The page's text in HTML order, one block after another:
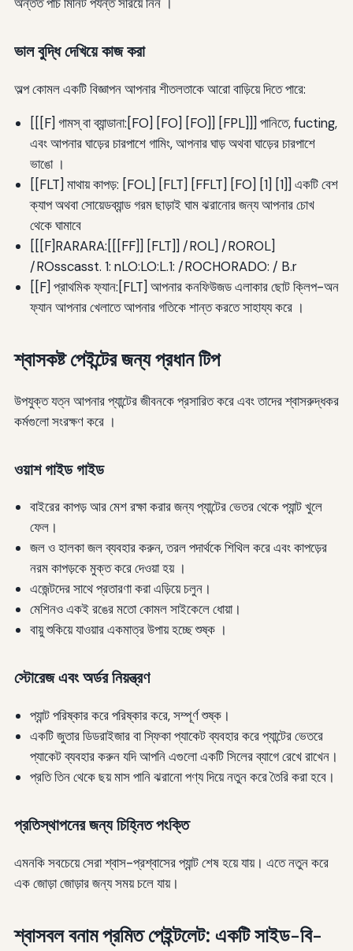
ভাল বুদ্ধি দেখিয়ে কাজ করা
অল্প কোমল একটি বিজ্ঞাপন আপনার শীতলতাকে আরো বাড়িয়ে দিতে পারে:
[[[F] গামস্‌ বা ব্যান্ডানা:[FO] [FO] [FO]] [FPL]]] পানিতে, fucting,
এবং আপনার ঘাড়ের চারপাশে গামিং, আপনার ঘাড় অথবা ঘাড়ের চারপাশে
ভাঙো ।
[[FLT] মাথায় কাপড়: [FOL] [FLT] [FFLT] [FO] [1] [1]] একটি বেশ
ক্যাপ অথবা সোয়েডব্যান্ড গরম ছাড়াই ঘাম ঝরানোর জন্য আপনার চোখ
থেকে ঘামাবে
[[[F]RARARA:[[[FF]] [FLT]] /ROL] /ROROL]
/ROsscasst. 1: nLO:LO:L.1: /ROCHORADO: / B.r
[[F] প্রাথমিক ফ্যান:[FLT] আপনার কনফিউজড এলাকার ছোট ক্লিপ-অন
ফ্যান আপনার খেলাতে আপনার গতিকে শান্ত করতে সাহায্য করে ।
শ্বাসকষ্ট পেইন্টের জন্য প্রধান টিপ
উপযুক্ত যত্ন আপনার প্যান্টের জীবনকে প্রসারিত করে এবং তাদের শ্বাসরুদ্ধকর
কর্মগুলো সংরক্ষণ করে ।
ওয়াশ গাইড গাইড
বাইরের কাপড় আর মেশ রক্ষা করার জন্য প্যান্টের ভেতর থেকে প্যান্ট খুলে
ফেল।
জল ও হালকা জল ব্যবহার করুন, তরল পদার্থকে শিথিল করে এবং কাপড়ের
নরম কাপড়কে মুক্ত করে দেওয়া হয় ।
এজেন্টদের সাথে প্রতারণা করা এড়িয়ে চলুন।
মেশিনও একই রঙের মতো কোমল সাইকেলে ধোয়া।
বায়ু শুকিয়ে যাওয়ার একমাত্র উপায় হচ্ছে শুষ্ক ।
স্টোরেজ এবং অর্ডর নিয়ন্ত্রণ
প্যান্ট পরিষ্কার করে পরিষ্কার করে, সম্পূর্ণ শুষ্ক।
একটি জুতার ডিডরাইজার বা স্ফিকা প্যাকেট ব্যবহার করে প্যান্টের ভেতরে
প্যাকেট ব্যবহার করুন যদি আপনি এগুলো একটি সিলের ব্যাগে রেখে রাখেন।
প্রতি তিন থেকে ছয় মাস পানি ঝরানো পণ্য দিয়ে নতুন করে তৈরি করা হবে।
প্রতিস্থাপনের জন্য চিহ্নিত পংক্তি
এমনকি সবচেয়ে সেরা শ্বাস-প্রশ্বাসের প্যান্ট শেষ হয়ে যায়। এতে নতুন করে
এক জোড়া জোড়ার জন্য সময় চলে যায়।
শ্বাসবল বনাম প্রমিত পেইন্টলেট: একটি সাইড-বি-